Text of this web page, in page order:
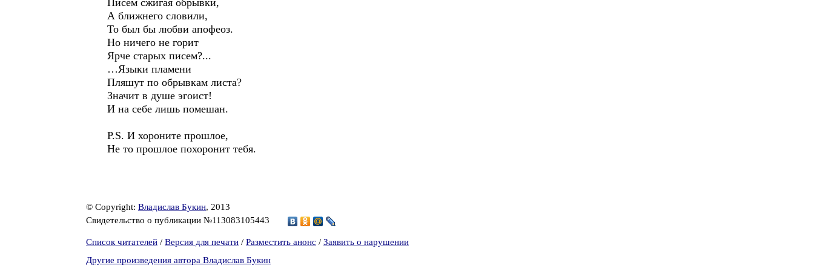
Писем сжигая обрывки,
А ближнего словили,
То был бы любви апофеоз.
Но ничего не горит
Ярче старых писем?...
…Языки пламени
Пляшут по обрывкам листа?
Значит в душе эгоист!
И на себе лишь помешан.
P.S. И хороните прошлое,
Не то прошлое похоронит тебя.
© Copyright: Владислав Букин, 2013
Свидетельство о публикации №113083105443
Список читателей / Версия для печати / Разместить анонс / Заявить о нарушении
Другие произведения автора Владислав Букин